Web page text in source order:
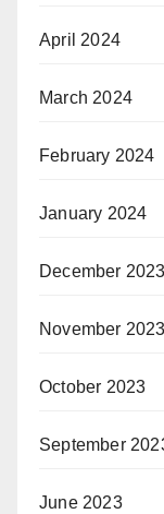
April 2024
March 2024
February 2024
January 2024
December 2023
November 2023
October 2023
September
June 2023